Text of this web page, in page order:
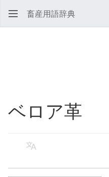
畜産用語辞典
ベロア革
言語